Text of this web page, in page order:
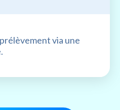
via une